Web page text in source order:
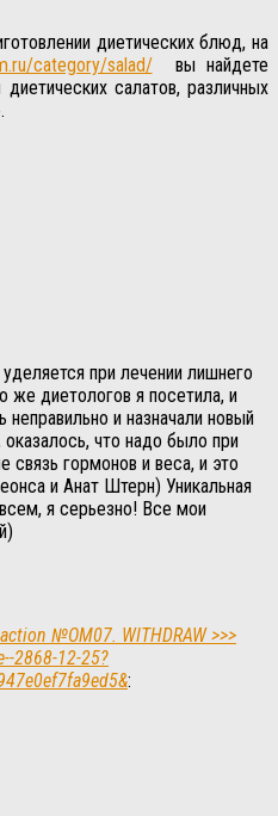
диетических блюд, на
category/salad/вы найдете
салатов, различных
при лечении лишнего
же диетологов я посетила, и
неправильно и назначали новый
что надо было при
связь гормонов и веса, и это
и Анат Штерн) Уникальная
я серьезно! Все мои
№OM07. WITHDRAW >>>
2868-12-25?
: